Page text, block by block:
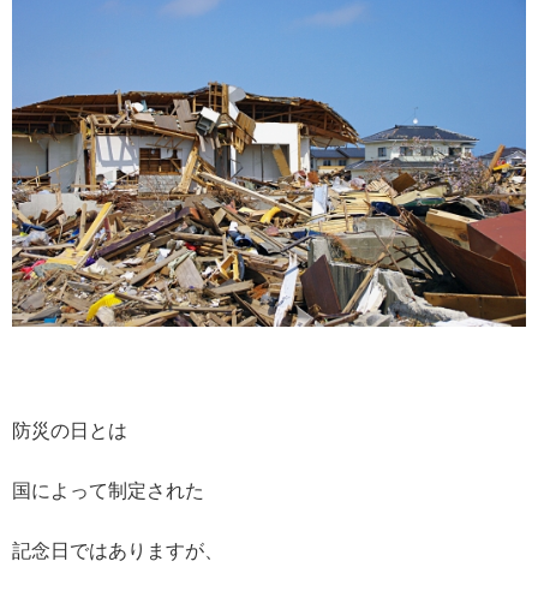
防災の日とは
国によって制定された
記念日ではありますが、